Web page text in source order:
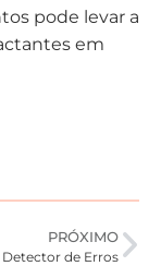
pode levar a
em
PRÓXIMO
Detector de Erros